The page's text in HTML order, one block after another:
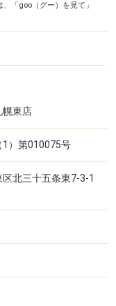
近くの駅までお迎
まで送迎いたしま
も相談してほし
業者様（火災保
か緊張する」
「goo（グー）を見て」
幌東店
1）第010075号
北三十五条東7-3-1